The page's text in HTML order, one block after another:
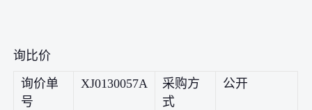
询比价
询价单
号
XJ0130057A
采购方
式
公开